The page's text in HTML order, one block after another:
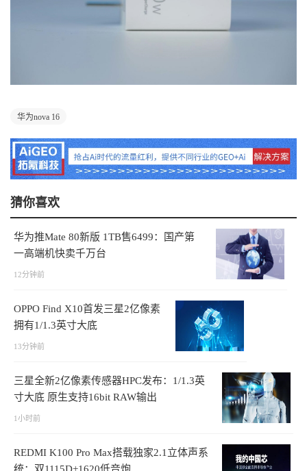
华为nova 16
猜你喜欢
华为推Mate 80新版 1TB售6499：国产第
一高端机快卖千万台
12分钟前
OPPO Find X10首发三星2亿像素
拥有1/1.3英寸大底
13分钟前
三星全新2亿像素传感器HPC发布：1/1.3英
寸大底 原生支持16bit RAW输出
1小时前
REDMI K100 Pro Max搭载独家2.1立体声系